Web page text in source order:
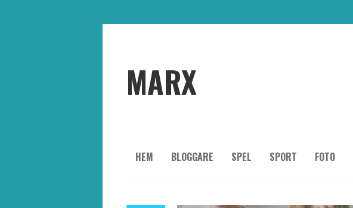
MARX
HEM BLOGGARE SPEL SPORT FOTO